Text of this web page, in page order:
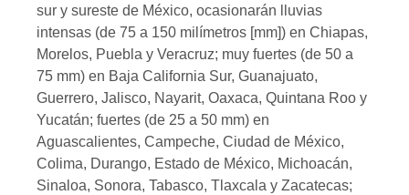
sur y sureste de México, ocasionarán lluvias
intensas (de 75 a 150 milímetros [mm]) en Chiapas,
Morelos, Puebla y Veracruz; muy fuertes (de 50 a
75 mm) en Baja California Sur, Guanajuato,
Guerrero, Jalisco, Nayarit, Oaxaca, Quintana Roo y
Yucatán; fuertes (de 25 a 50 mm) en
Aguascalientes, Campeche, Ciudad de México,
Colima, Durango, Estado de México, Michoacán,
Sinaloa, Sonora, Tabasco, Tlaxcala y Zacatecas;